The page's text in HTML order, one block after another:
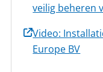
veilig beheren
Video:
Europe BV